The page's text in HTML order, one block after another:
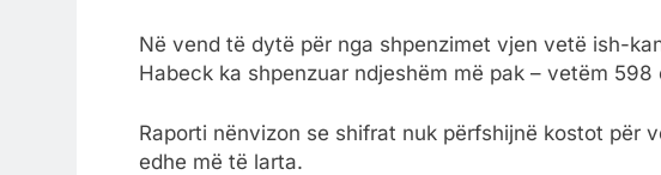
Në vend të dytë për nga shpenzimet vjen vetë ish-
Habeck ka shpenzuar ndjeshëm më pak – vetëm
Raporti nënvizon se shifrat nuk përfshijnë kostot për
edhe më të larta.